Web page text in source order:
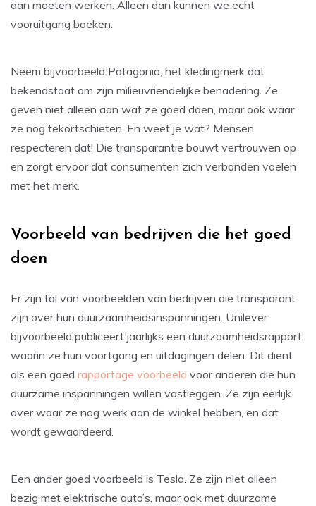
aan moeten werken. Alleen dan kunnen we echt
vooruitgang boeken.
Neem bijvoorbeeld Patagonia, het kledingmerk dat
bekendstaat om zijn milieuvriendelijke benadering. Ze
geven niet alleen aan wat ze goed doen, maar ook waar
ze nog tekortschieten. En weet je wat? Mensen
respecteren dat! Die transparantie bouwt vertrouwen op
en zorgt ervoor dat consumenten zich verbonden voelen
met het merk.
Voorbeeld van bedrijven die het goed
doen
Er zijn tal van voorbeelden van bedrijven die transparant
zijn over hun duurzaamheidsinspanningen. Unilever
bijvoorbeeld publiceert jaarlijks een duurzaamheidsrapport
waarin ze hun voortgang en uitdagingen delen. Dit dient
als een goed rapportage voorbeeld voor anderen die hun
duurzame inspanningen willen vastleggen. Ze zijn eerlijk
over waar ze nog werk aan de winkel hebben, en dat
wordt gewaardeerd.
Een ander goed voorbeeld is Tesla. Ze zijn niet alleen
bezig met elektrische auto’s, maar ook met duurzame